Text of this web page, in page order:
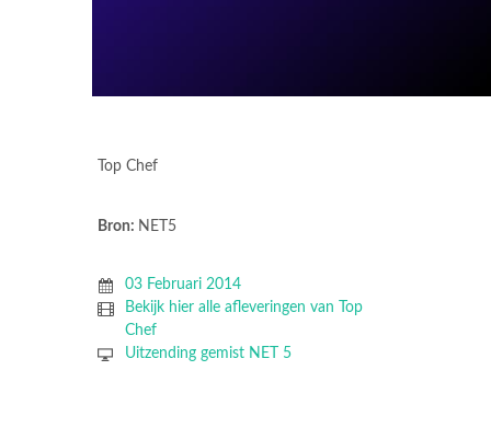
Top Chef
Bron: NET5
03 Februari 2014
Bekijk hier alle afleveringen van Top
Chef
Uitzending gemist NET 5